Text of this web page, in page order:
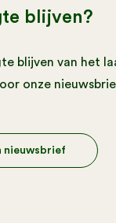
blijven?
blijven van het
onze
nieuwsbrief